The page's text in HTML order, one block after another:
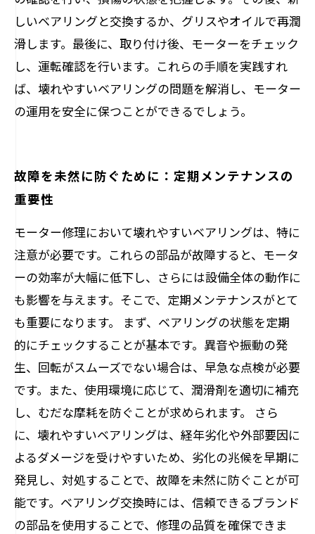
しいベアリングと交換するか、グリスやオイルで再潤
滑します。最後に、取り付け後、モーターをチェック
し、運転確認を行います。これらの手順を実践すれ
ば、壊れやすいベアリングの問題を解消し、モーター
の運用を安全に保つことができるでしょう。
故障を未然に防ぐために：定期メンテナンスの
重要性
モーター修理において壊れやすいベアリングは、特に
注意が必要です。これらの部品が故障すると、モータ
ーの効率が大幅に低下し、さらには設備全体の動作に
も影響を与えます。そこで、定期メンテナンスがとて
も重要になります。 まず、ベアリングの状態を定期
的にチェックすることが基本です。異音や振動の発
生、回転がスムーズでない場合は、早急な点検が必要
です。また、使用環境に応じて、潤滑剤を適切に補充
し、むだな摩耗を防ぐことが求められます。 さら
に、壊れやすいベアリングは、経年劣化や外部要因に
よるダメージを受けやすいため、劣化の兆候を早期に
発見し、対処することで、故障を未然に防ぐことが可
能です。ベアリング交換時には、信頼できるブランド
の部品を使用することで、修理の品質を確保できま